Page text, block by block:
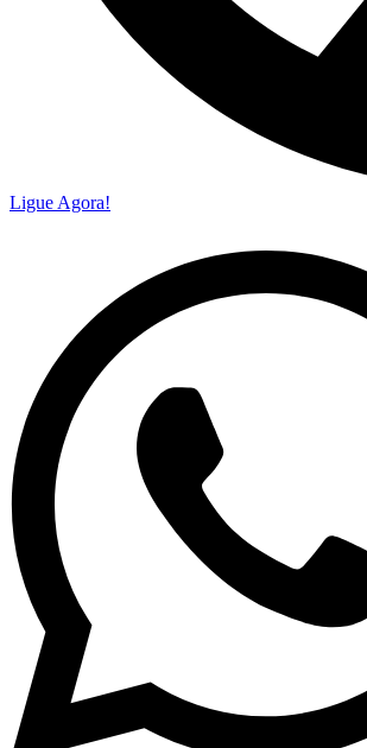
Ligue Agora!